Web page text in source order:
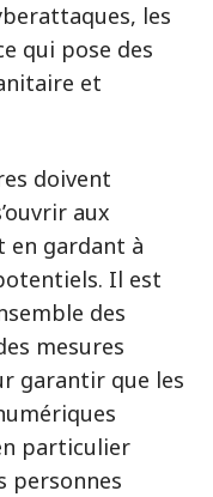
les
qui pose des
et
doivent
aux
en gardant à
Il est
des
mesures
garantir que les
particulier
personnes